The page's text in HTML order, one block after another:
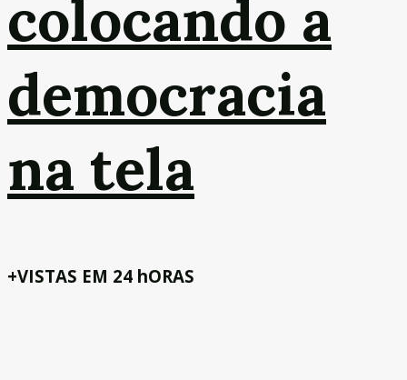
colocando a
democracia
na tela
+VISTAS EM 24 hORAS